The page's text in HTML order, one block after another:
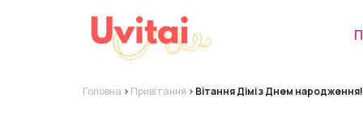
Головна > Привітання > Вітання Дімі з Днем народження!